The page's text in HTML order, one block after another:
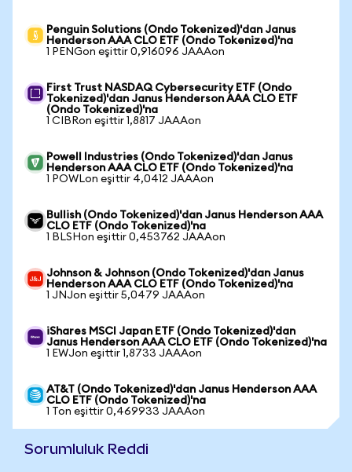
Penguin Solutions (Ondo Tokenized)'dan Janus
Henderson AAA CLO ETF (Ondo Tokenized)'na
1 PENGon eşittir 0,916096 JAAAon
First Trust NASDAQ Cybersecurity ETF (Ondo
Tokenized)'dan Janus Henderson AAA CLO ETF
(Ondo Tokenized)'na
1 CIBRon eşittir 1,8817 JAAAon
Powell Industries (Ondo Tokenized)'dan Janus
Henderson AAA CLO ETF (Ondo Tokenized)'na
1 POWLon eşittir 4,0412 JAAAon
Bullish (Ondo Tokenized)'dan Janus Henderson AAA
CLO ETF (Ondo Tokenized)'na
1 BLSHon eşittir 0,453762 JAAAon
Johnson & Johnson (Ondo Tokenized)'dan Janus
Henderson AAA CLO ETF (Ondo Tokenized)'na
1 JNJon eşittir 5,0479 JAAAon
iShares MSCI Japan ETF (Ondo Tokenized)'dan
Janus Henderson AAA CLO ETF (Ondo Tokenized)'na
1 EWJon eşittir 1,8733 JAAAon
AT&T (Ondo Tokenized)'dan Janus Henderson AAA
CLO ETF (Ondo Tokenized)'na
1 Ton eşittir 0,469933 JAAAon
Sorumluluk Reddi